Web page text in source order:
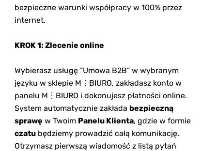
bezpieczne warunki współpracy w 100% przez
internet.
KROK 1: Zlecenie online
Wybierasz usługę “Umowa B2B” w wybranym
języku w sklepie M⋮BIURO, zakładasz konto w
panelu M⋮BIURO i dokonujesz płatności online.
System automatycznie zakłada bezpieczną
sprawę w Twoim Panelu Klienta, gdzie w formie
czatu będziemy prowadzić całą komunikację.
Otrzymasz pierwszą wiadomość z listą pytań